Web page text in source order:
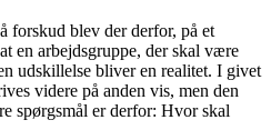
forskud blev der derfor, på et
en arbejdsgruppe, der skal være
udskillelse bliver en realitet. I givet
videre på anden vis, men den
spørgsmål er derfor: Hvor skal